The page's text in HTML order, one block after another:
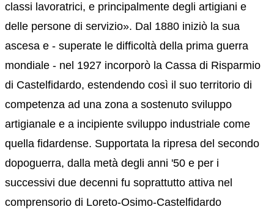
classi lavoratrici, e principalmente degli artigiani e
delle persone di servizio». Dal 1880 iniziò la sua
ascesa e - superate le difficoltà della prima guerra
mondiale - nel 1927 incorporò la Cassa di Risparmio
di Castelfidardo, estendendo così il suo territorio di
competenza ad una zona a sostenuto sviluppo
artigianale e a incipiente sviluppo industriale come
quella fidardense. Supportata la ripresa del secondo
dopoguerra, dalla metà degli anni '50 e per i
successivi due decenni fu soprattutto attiva nel
comprensorio di Loreto-Osimo-Castelfidardo